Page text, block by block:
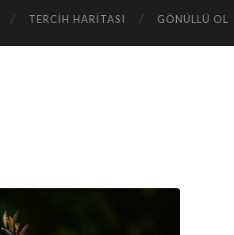
TERCIH HARITASI GÖNÜLLÜ OL